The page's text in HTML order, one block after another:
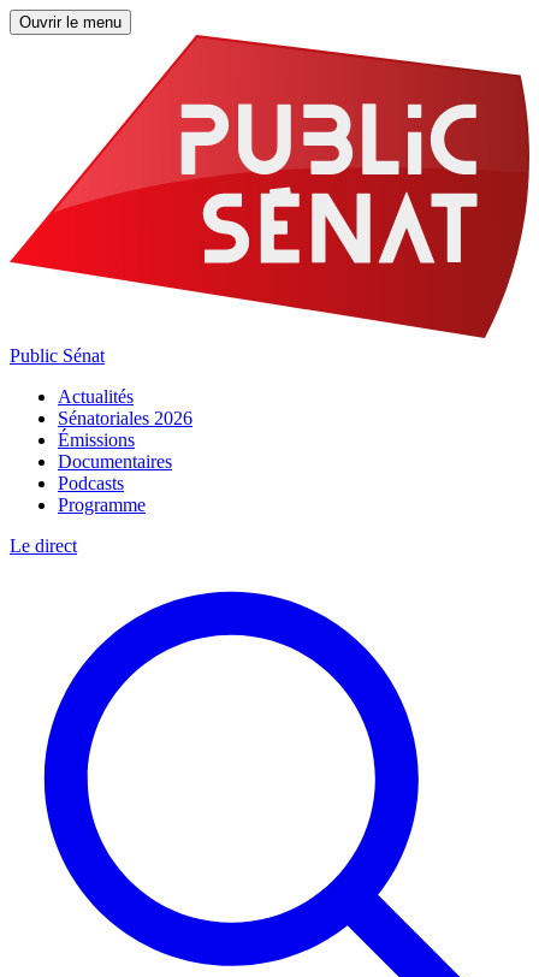
Ouvrir le menu
Public Sénat
Actualités
Sénatoriales 2026
Émissions
Documentaires
Podcasts
Programme
Le direct